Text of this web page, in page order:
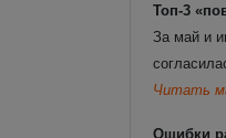
Топ-3
За май и
Читать
Ошибки